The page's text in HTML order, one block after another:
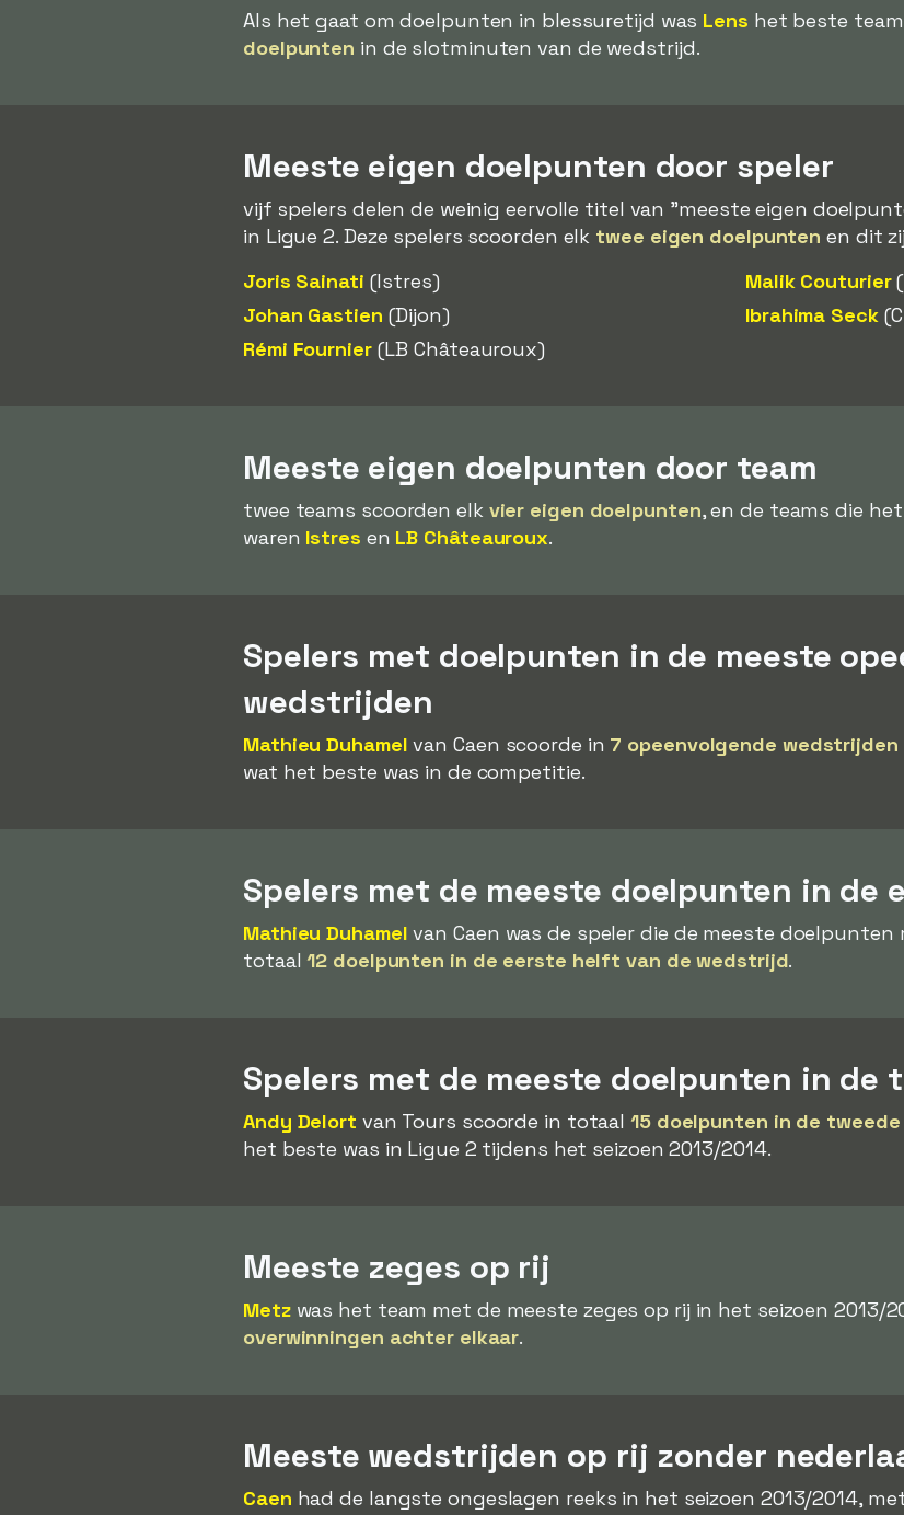
Als het gaat om doelpunten in blessuretijd was Lens het beste
doelpunten in de slotminuten van de wedstrijd.
Meeste eigen doelpunten door speler
vijf spelers delen de weinig eervolle titel van "meeste eigen
in Ligue 2. Deze spelers scoorden elk twee eigen doelpunten en dit
Joris Sainati (Istres)
Johan Gastien (Dijon)
Rémi Fournier(LB Châteauroux)
Malik Couturier
Ibrahima Seck
Meeste eigen doelpunten door team
twee teams scoorden elk vier eigen doelpunten, en de teams die
waren Istres en LB Châteauroux.
Spelers met doelpunten in de meeste
wedstrijden
Mathieu Duhamel van Caen scoorde in 7 opeenvolgende wedstrijden
wat het beste was in de competitie.
Spelers met de meeste doelpunten in de
Mathieu Duhamel van Caen was de speler die de meeste
totaal12 doelpunten in de eerste helft van de wedstrijd.
Spelers met de meeste doelpunten in de
Andy Delort van Tours scoorde in totaal15 doelpunten in de
het beste was in Ligue 2 tijdens het seizoen 2013/2014.
Meeste zeges op rij
Metzwas het team met de meeste zeges op rij in het seizoen 2013/
overwinningen achter elkaar.
Meeste wedstrijden op rij zonder
Caen had de langste ongeslagen reeks in het seizoen 2013/2014,